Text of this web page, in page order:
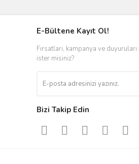
E-Bültene Kayıt Ol!
Fırsatları, kampanya ve
ister misiniz?
Bizi Takip Edin